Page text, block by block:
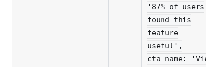
'87% of users
found this
feature
useful',
cta_name: 'View